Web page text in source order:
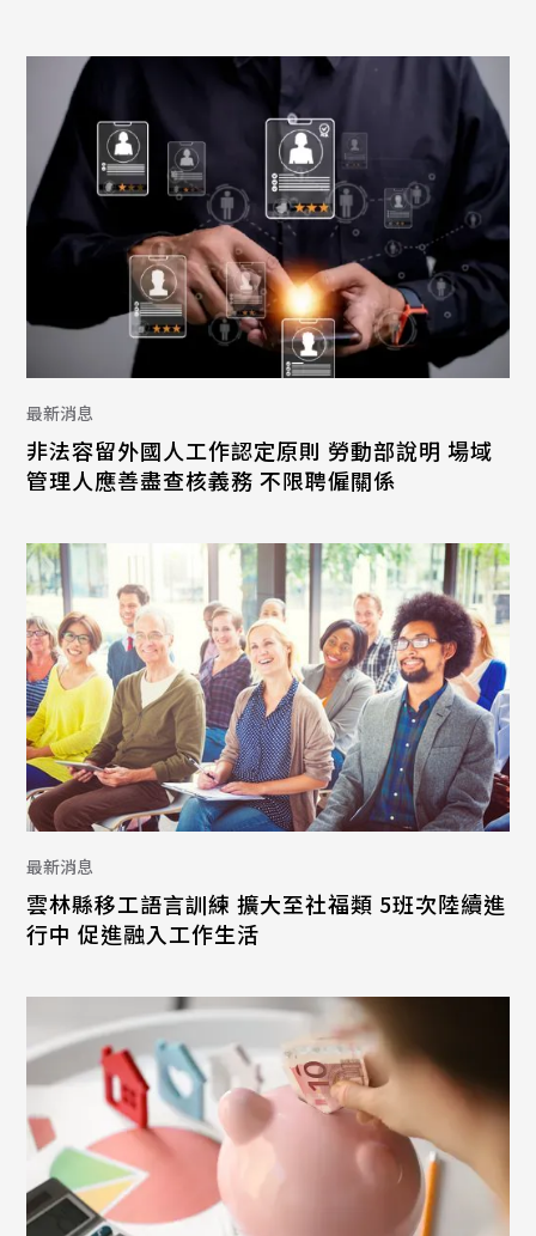
最新消息
非法容留外國人工作認定原則 勞動部說明 場域
管理人應善盡查核義務 不限聘僱關係
最新消息
雲林縣移工語言訓練 擴大至社福類 5班次陸續進
行中 促進融入工作生活